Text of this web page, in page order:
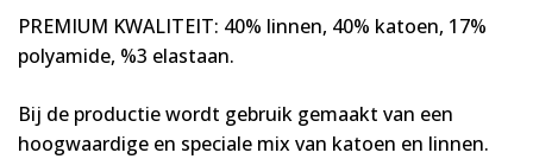
PREMIUM KWALITEIT: 40% linnen, 40% katoen, 17%
polyamide, %3 elastaan.
Bij de productie wordt gebruik gemaakt van een
hoogwaardige en speciale mix van katoen en linnen.